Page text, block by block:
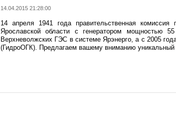
14.04.2015 21:28:00
14 апреля 1941 года правительственная
Ярославской области с генератором
Верхневолжских ГЭС в системе Ярэнерго, а с 2005
(ГидроОГК). Предлагаем вашему вниманию уникальный